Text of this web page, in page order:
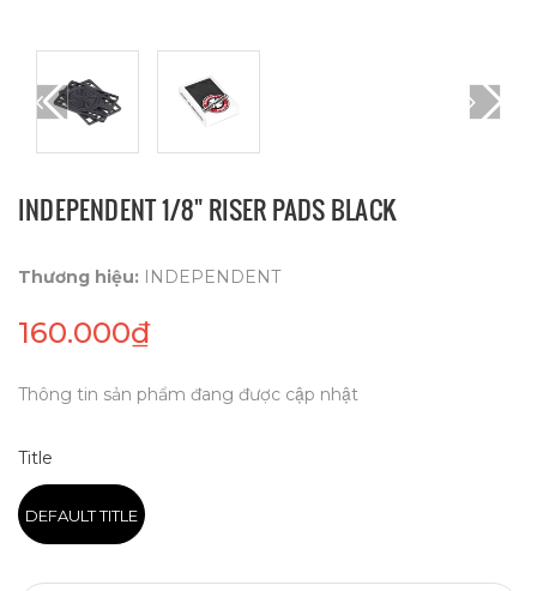
INDEPENDENT 1/8" RISER PADS BLACK
Thương hiệu: INDEPENDENT
160.000₫
Thông tin sản phẩm đang được cập nhật
Title
DEFAULT TITLE